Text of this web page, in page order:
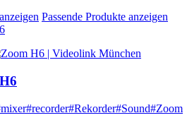
Passende Produkte anzeigen
#recorder#Rekorder#Sound#Zoom